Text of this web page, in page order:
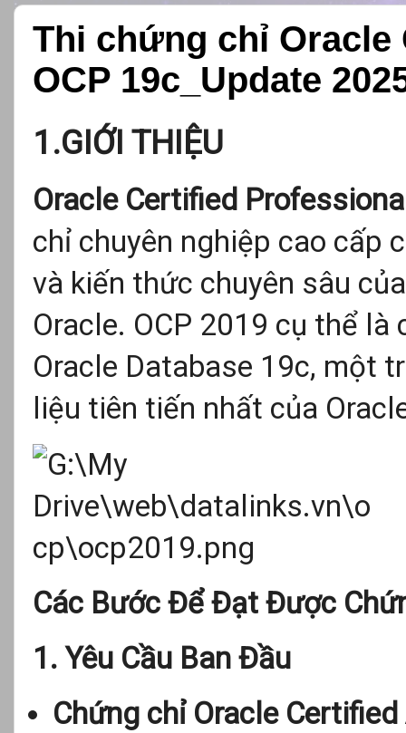
Thi chứng chỉ
OCP 19c_Update
1.GIỚI THIỆU
Oracle Certified
chỉ chuyên nghiệp cao cấp
và kiến thức chuyên sâu
Oracle. OCP 2019 cụ thể
Oracle Database 19c, một
liệu tiên tiến nhất của
Các Bước Để Đạt Được
1. Yêu Cầu Ban Đầu
Chứng chỉ Oracle